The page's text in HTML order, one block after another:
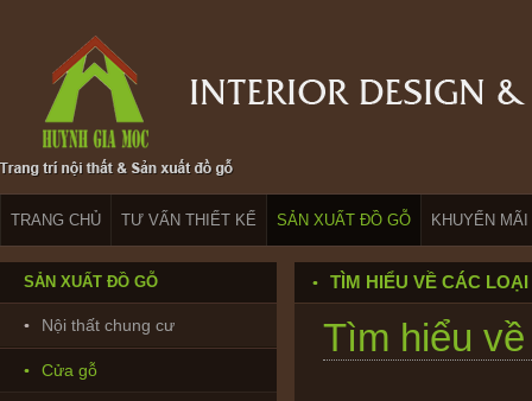
TRANG CHỦ TƯ VẤN THIẾT KẾ SẢN XUẤT ĐỒ GỖ KHUYẾN
SẢN XUẤT ĐỒ GỖ
Nội thất chung cư
Cửa gỗ
TÌM HIỂU VỀ CÁC
Tìm hiểu